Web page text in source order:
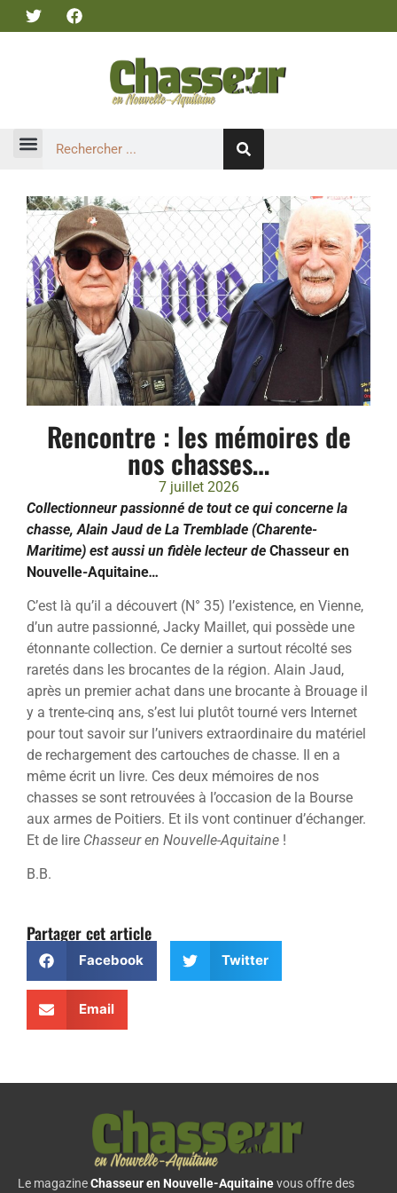
Rencontre : les mémoires de
nos chasses…
7 juillet 2026
Collectionneur passionné de tout ce qui concerne la
chasse, Alain Jaud de La Tremblade (Charente-
Maritime) est aussi un fidèle lecteur de Chasseur en
Nouvelle-Aquitaine…
C’est là qu’il a découvert (N° 35) l’existence, en Vienne,
d’un autre passionné, Jacky Maillet, qui possède une
étonnante collection. Ce dernier a surtout récolté ses
raretés dans les brocantes de la région. Alain Jaud,
après un premier achat dans une brocante à Brouage il
y a trente-cinq ans, s’est lui plutôt tourné vers Internet
pour tout savoir sur l’univers extraordinaire du matériel
de rechargement des cartouches de chasse. Il en a
même écrit un livre. Ces deux mémoires de nos
chasses se sont retrouvées à l’occasion de la Bourse
aux armes de Poitiers. Et ils vont continuer d’échanger.
Et de lire Chasseur en Nouvelle-Aquitaine !
B.B.
Partager cet article
Facebook Twitter
Email
Le magazineChasseur en Nouvelle-Aquitainevous offre des